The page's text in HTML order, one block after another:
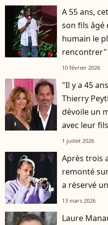
A 55 ans,
son fils âgé
humain le
rencontrer"
10 février 2026
"Il y a 45
Thierry
dévoile un
avec leur
1 juillet 2026
Après trois
remonté
a réservé
13 mars 2026
Laure